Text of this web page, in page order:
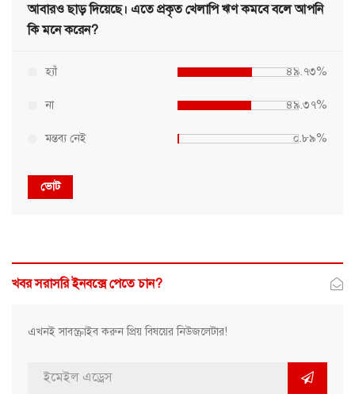
আবারও ছাড় দিয়েছে। এতে প্রকৃত খেলাপি ঋণ কমবে বলে আপনি
কি মনে করেন?
হ্যাঁ ৪৯.৭৩%
না ৪৯.৩৭%
মন্তব্য নেই ০.৮৯%
ভোট
খবর সরাসরি ইনবক্সে পেতে চান?
এখনই সাবস্ক্রাইব করুন প্রিয় বিষয়ের নিউজলেটার!